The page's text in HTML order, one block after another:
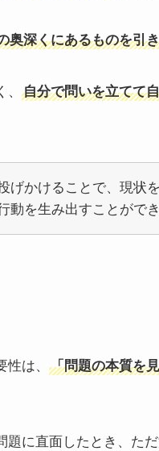
奥深くにあるものを引
自分で問いを立てて
げかけることで、現状
動を生み出すことができ
は、 「問題の本質を
題に直面したとき、た